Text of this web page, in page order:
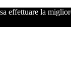
effettuare la